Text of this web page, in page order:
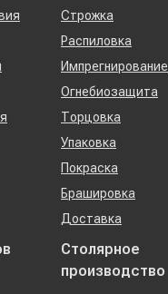
Строжка
Распиловка
Импрегнирование
Огнебиозащита
Торцовка
Упаковка
Покраска
Брашировка
Доставка
Столярное
производство